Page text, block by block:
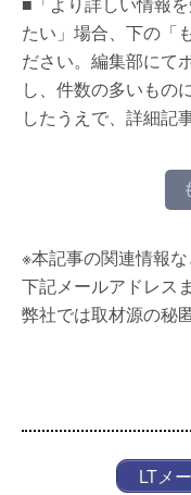
たい」場合、下の「
ださい。編集部にて
し、件数の多いもの
したうえで、詳細記
※本記事の関連情報
下記メールアドレス
弊社では取材源の秘
LTメ